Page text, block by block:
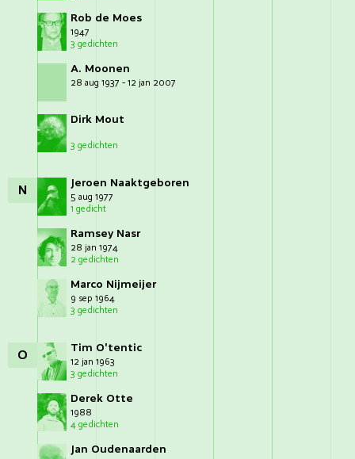
Rob de Moes
1947
3 gedichten
A. Moonen
28 aug 1937 - 12 jan 2007
Dirk Mout
3 gedichten
N Jeroen Naaktgeboren
5 aug 1977
1 gedicht
Ramsey Nasr
28 jan 1974
2 gedichten
Marco Nijmeijer
9 sep 1964
3 gedichten
O Tim O'tentic
12 jan 1963
3 gedichten
Derek Otte
1988
4 gedichten
Jan Oudenaarden